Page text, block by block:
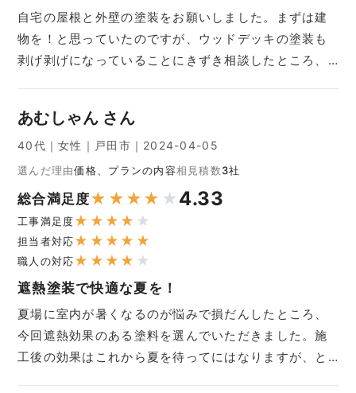
自宅の屋根と外壁の塗装をお願いしました。まずは建
物を！と思っていたのですが、ウッドデッキの塗装も
剥げ剥げになっていることにきずき相談したところ、…
あむしゃん さん
40代｜女性｜戸田市｜2024-04-05
選んだ理由価格、プランの内容相見積数3社
総合満足度★ ★ ★ ★ ★ 4.33
工事満足度★ ★ ★ ★ ★
担当者対応★ ★ ★ ★ ★
職人の対応★ ★ ★ ★ ★
遮熱塗装で快適な夏を！
夏場に室内が暑くなるのが悩みで損だんしたところ、
今回遮熱効果のある塗料を選んでいただきました。施
工後の効果はこれから夏を待ってにはなりますが、と…